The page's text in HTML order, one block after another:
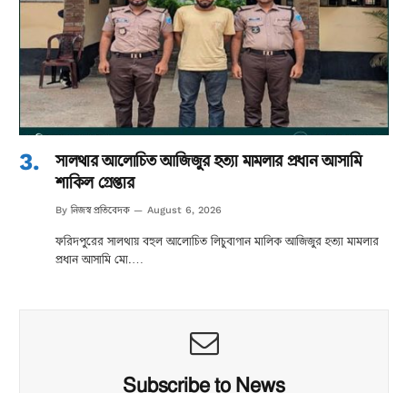
সালথার আলোচিত আজিজুর হত্যা মামলার প্রধান আসামি
শাকিল গ্রেপ্তার
By নিজস্ব প্রতিবেদক August 6, 2026
ফরিদপুরের সালথায় বহুল আলোচিত লিচুবাগান মালিক আজিজুর হত্যা মামলার
প্রধান আসামি মো.…
Subscribe to News